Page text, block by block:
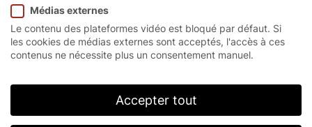
Numéro d’identification TVA conformément à
l’article 27 de la UStG [législation allemande sur la
TVA] : DE 812535764
Responsable du contenu
numériques] : EFAFLEX Tor- und Sicherheitssysteme
GmbH & Co. KG
Médias externes
Le contenu des plateformes vidéo est bloqué par défaut. Si
les cookies de médias externes sont acceptés, l'accès à ces
contenus ne nécessite plus un consentement manuel.
Accepter tout